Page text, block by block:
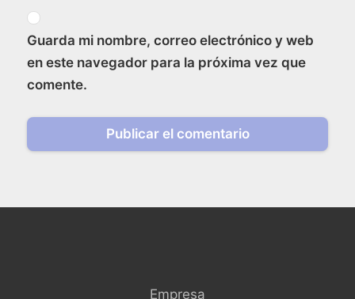
Guarda mi nombre, correo electrónico y web
en este navegador para la próxima vez que
comente.
Empresa